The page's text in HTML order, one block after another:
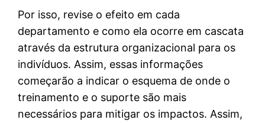
Por isso, revise o efeito em cada
departamento e como ela ocorre em cascata
através da estrutura organizacional para os
indivíduos. Assim, essas informações
começarão a indicar o esquema de onde o
treinamento e o suporte são mais
necessários para mitigar os impactos. Assim,